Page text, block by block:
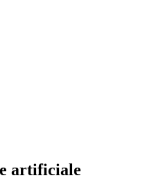
artificiale